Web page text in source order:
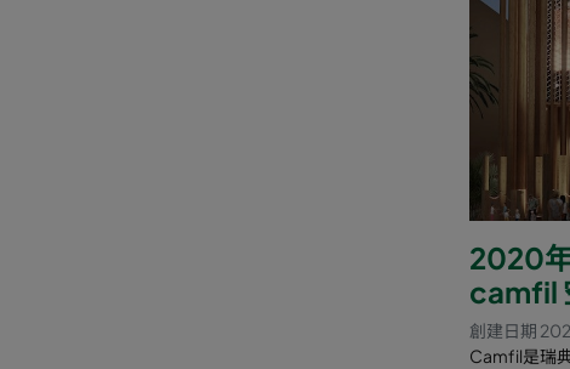
2020
camfil
創建日期
Camfil是瑞